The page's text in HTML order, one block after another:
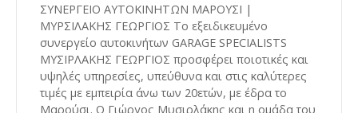
ΣΥΝΕΡΓΕΙΟ ΑΥΤΟΚΙΝΗΤΩΝ ΜΑΡΟΥΣΙ |
ΜΥΡΣΙΛΑΚΗΣ ΓΕΩΡΓΙΟΣ Το εξειδικευμένο
συνεργείο αυτοκινήτων GARAGE SPECIALISTS
ΜΥΣΙΡΛΑΚΗΣ ΓΕΩΡΓΙΟΣ προσφέρει ποιοτικές και
υψηλές υπηρεσίες, υπεύθυνα και στις καλύτερες
τιμές με εμπειρία άνω των 20ετών, με έδρα το
Μαρούσι. Ο Γιώργος Μυσιρλάκης και η ομάδα του